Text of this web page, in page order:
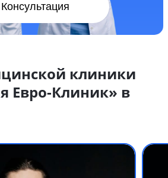
Консультация
клиники
Евро-Клиник» в